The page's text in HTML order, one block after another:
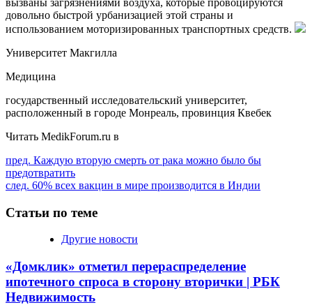
довольно быстрой урбанизацией этой страны и
использованием моторизированных транспортных средств.
Университет Макгилла
Медицина
государственный исследовательский университет,
расположенный в городе Монреаль, провинция Квебек
Читать MedikForum.ru в
Продолжить
чтение
пред. Каждую вторую смерть от рака можно было бы
предотвратить
след. 60% всех вакцин в мире производится в Индии
Статьи по теме
Другие новости
«Домклик» отметил перераспределение
ипотечного спроса в сторону вторички | РБК
Недвижимость